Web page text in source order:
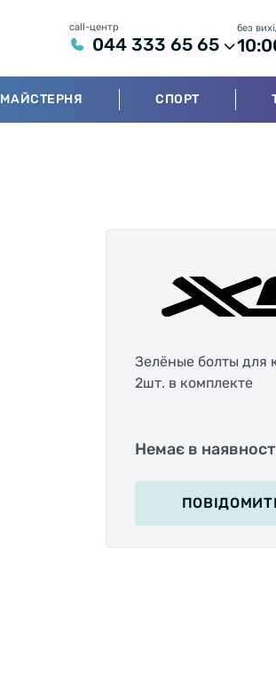
call-центр
044 333 65 65
без
МАЙСТЕРНЯ СПОРТ
Зелёные болты для
2шт. в комплекте
Немає в